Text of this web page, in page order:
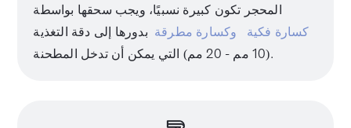
المحجر تكون كبيرة نسبيًا، ويجب سحقها بواسطة
كسارة فكية
وكسارة مطرقة بدورها إلى دقة التغذية
(10 مم - 20 مم) التي يمكن أن تدخل المطحنة.